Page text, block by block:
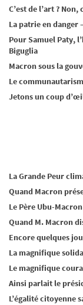
C’est de l’art ? Non,
La patrie en danger
Pour Samuel Paty,
Biguglia
Macron sous la
Le
Jetons un coup
La Grande Peur
Quand Macron
Le Père Ubu-
Quand M. Macron
Encore quelques
La magnifique
Le magnifique
Ainsi parlait le
L’égalité citoyenne